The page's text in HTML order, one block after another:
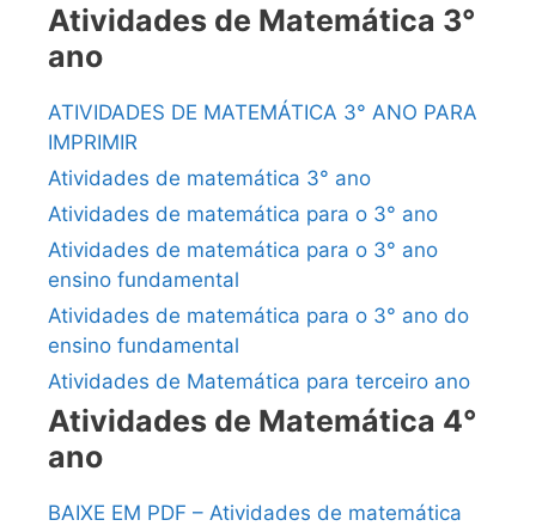
Atividades de Matemática 3°
ano
ATIVIDADES DE MATEMÁTICA 3° ANO PARA
IMPRIMIR
Atividades de matemática 3° ano
Atividades de matemática para o 3° ano
Atividades de matemática para o 3° ano
ensino fundamental
Atividades de matemática para o 3° ano do
ensino fundamental
Atividades de Matemática para terceiro ano
Atividades de Matemática 4°
ano
BAIXE EM PDF – Atividades de matemática